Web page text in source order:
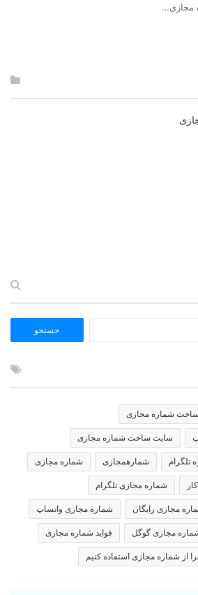
مجازی…
برای:
ساخت شماره مجازی
سایت ساخت شماره مجازی
تلگرام شمارهمجازی شماره مجازی
شماره مجازی تلگرام
مجازی رایگان شماره مجازی واتساپ
مجازی گوگل فواید شماره مجازی
از شماره مجازی استفاده کنیم